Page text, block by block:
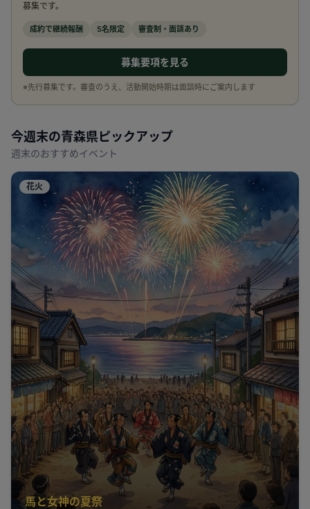
募集です。
成約で継続報酬 5名限定 審査制・面談あり
募集要項を見る
※先行募集です。審査のうえ、活動開始時期は面談時にご案内します
今週末の青森県 ピックアップ
週末のおすすめイベント
花火
馬と女神の夏祭